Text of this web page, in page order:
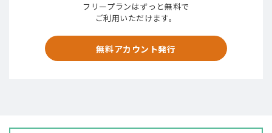
フリープランはずっと無料で
ご利用いただけます。
無料アカウント発行